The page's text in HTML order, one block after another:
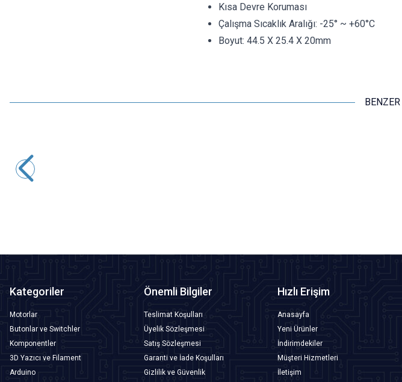
Kısa Devre Koruması
Çalışma Sıcaklık Aralığı: -25° ~ +60°C
Boyut: 44.5 X 25.4 X 20mm
BENZER
Kategoriler
Motorlar
Butonlar ve Switchler
Komponentler
3D Yazıcı ve Filament
Arduino
Önemli Bilgiler
Teslimat Koşulları
Üyelik Sözleşmesi
Satış Sözleşmesi
Garanti ve İade Koşulları
Gizlilik ve Güvenlik
Hızlı Erişim
Anasayfa
Yeni Ürünler
İndirimdekiler
Müşteri Hizmetleri
İletişim